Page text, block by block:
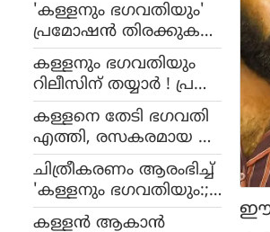
'കള്ളനും ഭഗവതിയും'
പ്രമോഷന്‍ തിരക്കുക
ളില്‍ അനുശ്രീ, പുതിയ
ഫോട്ടോഷൂട്ട് ചിത്രങ്ങള്‍
കാണാം
കള്ളനും ഭഗവതിയും
റിലീസിന് തയ്യാര്‍ ! പ്ര
മോഷന്‍ തിരക്കുകളില്‍
വിഷ്ണു ഉണ്ണികൃഷ്ണ
നും അനുശ്രീയും
കള്ളനെ തേടി ഭഗവതി
എത്തി, രസകരമായ ക
ഥയുമായി വിഷ്ണു ഉ
ണ്ണികൃഷ്ണന്‍, ട്രെയിലര്‍
കണ്ടോ?
ചിത്രീകരണം ആരംഭിച്ച്
'കള്ളനും ഭഗവതിയും:;
വിഷ്ണു ഉണ്ണികൃഷ്ണ
കള്ളന്‍ ആകാന്‍